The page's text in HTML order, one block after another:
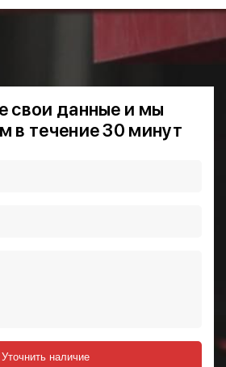
свои данные и мы
в течение 30 минут
Уточнить наличие